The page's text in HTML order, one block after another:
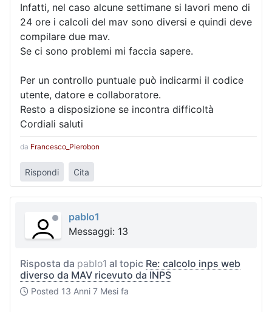
Infatti, nel caso alcune settimane si lavori meno di
24 ore i calcoli del mav sono diversi e quindi deve
compilare due mav.
Se ci sono problemi mi faccia sapere.
Per un controllo puntuale può indicarmi il codice
utente, datore e collaboratore.
Resto a disposizione se incontra difficoltà
Cordiali saluti
da Francesco_Pierobon
Rispondi Cita
pablo1
Messaggi: 13
Risposta da pablo1 al topic Re: calcolo inps web
diverso da MAV ricevuto da INPS
Posted 13 Anni 7 Mesi fa